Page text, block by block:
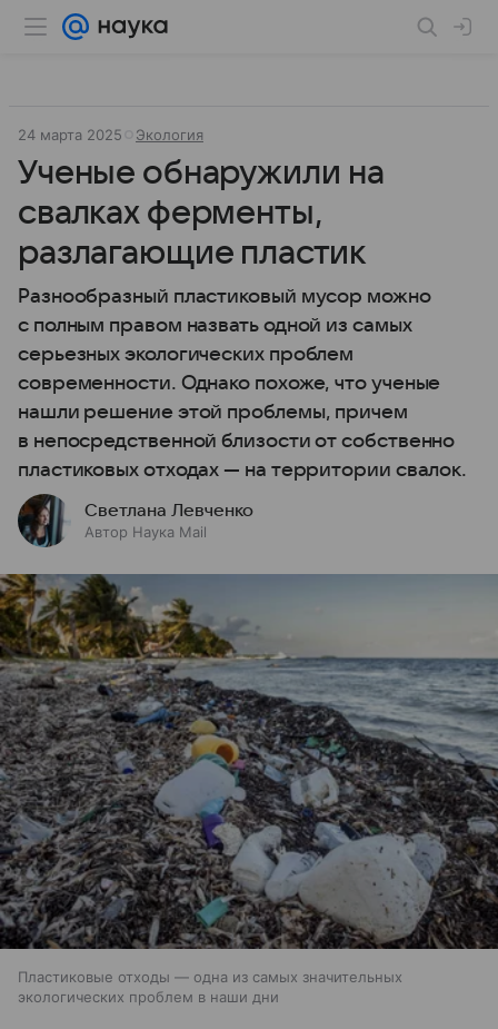
24 марта 2025 Экология
Ученые обнаружили на
свалках ферменты,
разлагающие пластик
Разнообразный пластиковый мусор можно
с полным правом назвать одной из самых
серьезных экологических проблем
современности. Однако похоже, что ученые
нашли решение этой проблемы, причем
в непосредственной близости от собственно
пластиковых отходах — на территории свалок.
Светлана Левченко
Автор Наука Mail
Пластиковые отходы — одна из самых значительных
экологических проблем в наши дни